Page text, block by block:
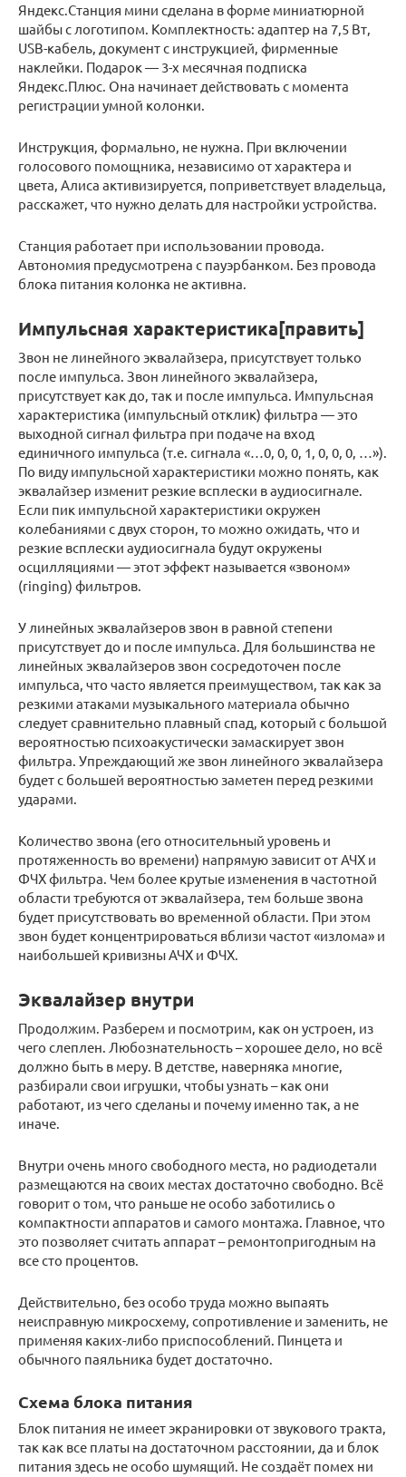
Яндекс.Станция мини сделана в форме миниатюрной
шайбы с логотипом. Комплектность: адаптер на 7,5 Вт,
USB-кабель, документ с инструкцией, фирменные
наклейки. Подарок — 3-х месячная подписка
Яндекс.Плюс. Она начинает действовать с момента
регистрации умной колонки.
Инструкция, формально, не нужна. При включении
голосового помощника, независимо от характера и
цвета, Алиса активизируется, поприветствует владельца,
расскажет, что нужно делать для настройки устройства.
Станция работает при использовании провода.
Автономия предусмотрена с пауэрбанком. Без провода
блока питания колонка не активна.
Импульсная характеристика[править]
Звон не линейного эквалайзера, присутствует только
после импульса. Звон линейного эквалайзера,
присутствует как до, так и после импульса. Импульсная
характеристика (импульсный отклик) фильтра — это
выходной сигнал фильтра при подаче на вход
единичного импульса (т.е. сигнала «…0, 0, 0, 1, 0, 0, 0, …»).
По виду импульсной характеристики можно понять, как
эквалайзер изменит резкие всплески в аудиосигнале.
Если пик импульсной характеристики окружен
колебаниями с двух сторон, то можно ожидать, что и
резкие всплески аудиосигнала будут окружены
осцилляциями — этот эффект называется «звоном»
(ringing) фильтров.
У линейных эквалайзеров звон в равной степени
присутствует до и после импульса. Для большинства не
линейных эквалайзеров звон сосредоточен после
импульса, что часто является преимуществом, так как за
резкими атаками музыкального материала обычно
следует сравнительно плавный спад, который с большой
вероятностью психоакустически замаскирует звон
фильтра. Упреждающий же звон линейного эквалайзера
будет с большей вероятностью заметен перед резкими
ударами.
Количество звона (его относительный уровень и
протяженность во времени) напрямую зависит от АЧХ и
ФЧХ фильтра. Чем более крутые изменения в частотной
области требуются от эквалайзера, тем больше звона
будет присутствовать во временной области. При этом
звон будет концентрироваться вблизи частот «излома» и
наибольшей кривизны АЧХ и ФЧХ.
Эквалайзер внутри
Продолжим. Разберем и посмотрим, как он устроен, из
чего слеплен. Любознательность – хорошее дело, но всё
должно быть в меру. В детстве, наверняка многие,
разбирали свои игрушки, чтобы узнать – как они
работают, из чего сделаны и почему именно так, а не
иначе.
Внутри очень много свободного места, но радиодетали
размещаются на своих местах достаточно свободно. Всё
говорит о том, что раньше не особо заботились о
компактности аппаратов и самого монтажа. Главное, что
это позволяет считать аппарат – ремонтопригодным на
все сто процентов.
Действительно, без особо труда можно выпаять
неисправную микросхему, сопротивление и заменить, не
применяя каких-либо приспособлений. Пинцета и
обычного паяльника будет достаточно.
Схема блока питания
Блок питания не имеет экранировки от звукового тракта,
так как все платы на достаточном расстоянии, да и блок
питания здесь не особо шумящий. Не создаёт помех ни